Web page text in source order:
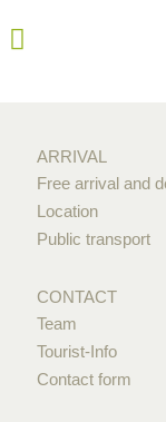
ARRIVAL
Free arrival and
Location
Public transport
CONTACT
Team
Tourist-Info
Contact form